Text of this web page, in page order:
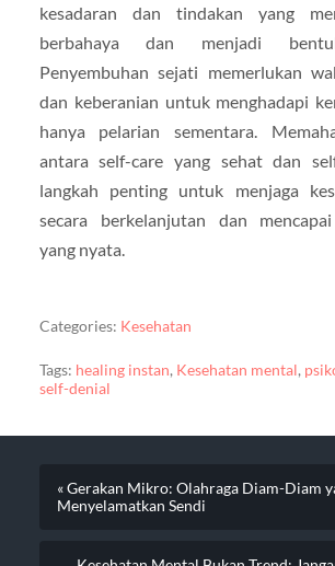
kesadaran dan tindakan yang
berbahaya dan menjadi
Penyembuhan sejati memerlukan
dan keberanian untuk menghadapi
hanya pelarian sementara.
antara self-care yang sehat dan
langkah penting untuk menjaga
secara berkelanjutan dan
yang nyata.
Categories: Kesehatan
Tags: healing instan, Kesehatan mental,
self-denial
« Gerakan Mikro: Olahraga Diam-Diam
Menyelamatkan Sendi